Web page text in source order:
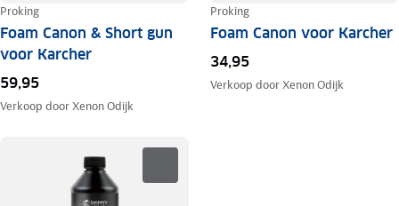
Proking
Foam Canon & Short gun
voor Karcher
59,95
Verkoop doorXenon Odijk
Proking
Foam Canon voor Karcher
34,95
Verkoop doorXenon Odijk